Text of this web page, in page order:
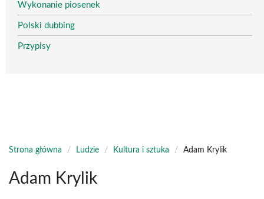
Wykonanie piosenek
Polski dubbing
Przypisy
Strona główna / Ludzie / Kultura i sztuka / Adam Krylik
Adam Krylik